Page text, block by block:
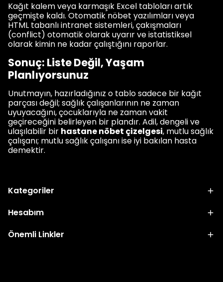
Kağıt kalem veya karmaşık Excel tabloları artık
geçmişte kaldı. Otomatik nöbet yazılımları veya
HTML tabanlı intranet sistemleri, çakışmaları
(conflict) otomatik olarak uyarır ve istatistiksel
olarak kimin ne kadar çalıştığını raporlar.
Sonuç: Liste Değil, Yaşam
Planlıyorsunuz
Unutmayın, hazırladığınız o tablo sadece bir kağıt
parçası değil; sağlık çalışanlarının ne zaman
uyuyacağını, çocuklarıyla ne zaman vakit
geçireceğini belirleyen bir plandır. Adil, dengeli ve
ulaşılabilir bir hastane nöbet çizelgesi, mutlu sağlık
çalışanı; mutlu sağlık çalışanı ise iyi bakılan hasta
demektir.
Kategoriler
Hesabım
Önemli Linkler